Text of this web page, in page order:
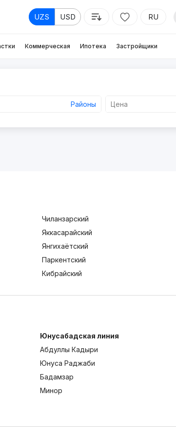
UZS USD RU
Коммерческая Ипотека Застройщики
Районы Цена
Чиланзарский
Яккасарайский
Янгихаётский
Паркентский
Кибрайский
Юнусабадская линия
Абдуллы Кадыри
Юнуса Раджаби
Бадамзар
Минор